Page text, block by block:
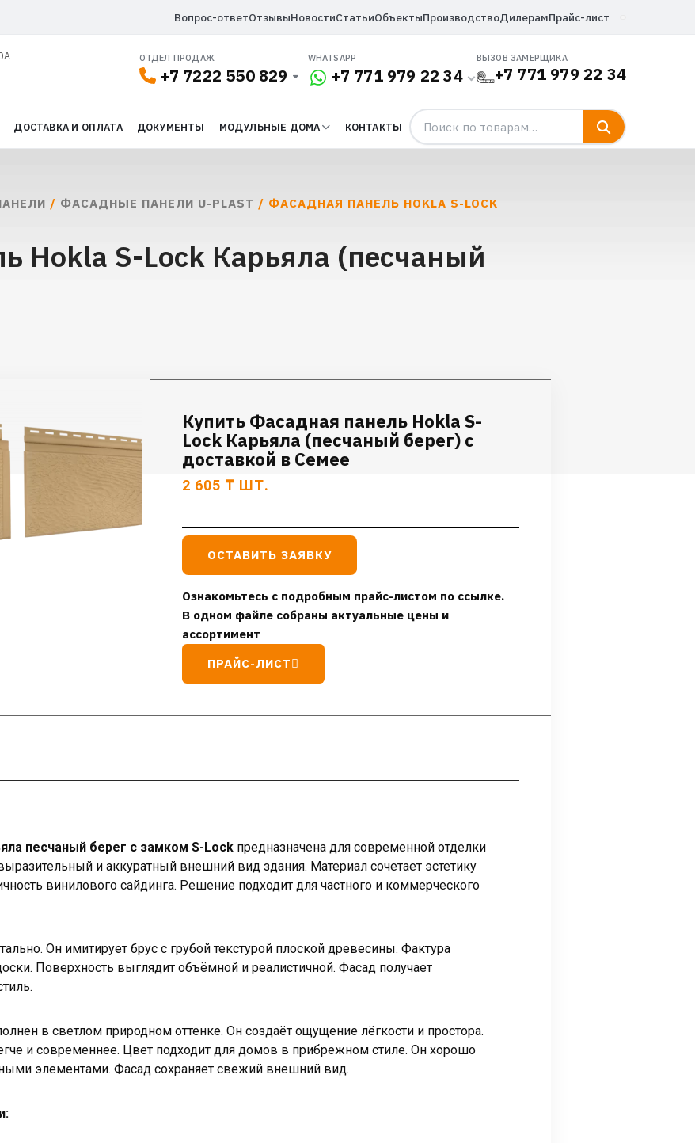
Вопрос-ответОтзывыНовостиСтатьиОбъектыПроизводствоДилерамПрайс-лист
ОТДЕЛ ПРОДАЖ
+7 7222 550 829
WHATSAPP
+7 771 979 22 34
ВЫЗОВ ЗАМЕРЩИКА
+7 771 979 22 34
ДОСТАВКА И ОПЛАТА ДОКУМЕНТЫ МОДУЛЬНЫЕ ДОМА КОНТАКТЫ
/ ФАСАДНЫЕ ПАНЕЛИ U-PLAST / ФАСАДНАЯ ПАНЕЛЬ HOKLA S-LOCK
Hokla S-Lock Карьяла (песчаный
Купить Фасадная панель Hokla S-
Lock Карьяла (песчаный берег) с
доставкой в Семее
2 605 ₸ ШТ.
ОСТАВИТЬ ЗАЯВКУ
Ознакомьтесь с подробным прайс-листом по ссылке.
В одном файле собраны актуальные цены и
ассортимент
ПРАЙС-ЛИСТ
песчаный берег с замком S-Lock предназначена для современной отделки
и аккуратный внешний вид здания. Материал сочетает эстетику
винилового сайдинга. Решение подходит для частного и коммерческого
Он имитирует брус с грубой текстурой плоской древесины. Фактура
Поверхность выглядит объёмной и реалистичной. Фасад получает
в светлом природном оттенке. Он создаёт ощущение лёгкости и простора.
и современнее. Цвет подходит для домов в прибрежном стиле. Он хорошо
элементами. Фасад сохраняет свежий внешний вид.